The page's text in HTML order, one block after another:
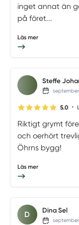
inget annat än
på föret...
Läs mer
Steffe
5.0 •
Riktigt grymt
och oerhört
Öhrns bygg!
Läs mer
D Dina Sel